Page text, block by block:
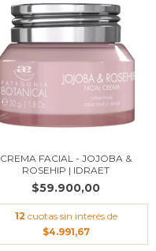
CREMA FACIAL - JOJOBA &
ROSEHIP | IDRAET
$59.900,00
12 cuotas sin interés de
$4.991,67